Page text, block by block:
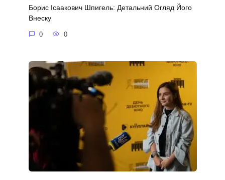
Борис Ісаакович Шпигель: Детальний Огляд Його
Внеску
0 0